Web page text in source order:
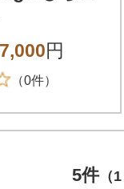
ち麦か
袋
円
（0件）
5件（1